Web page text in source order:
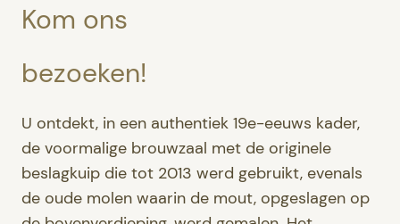
Kom ons
bezoeken!
U ontdekt, in een authentiek 19e-eeuws kader,
de voormalige brouwzaal met de originele
beslagkuip die tot 2013 werd gebruikt, evenals
de oude molen waarin de mout, opgeslagen op